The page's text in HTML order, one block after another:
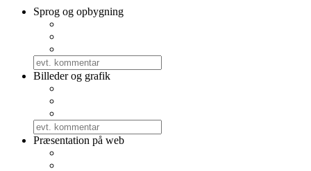
Sprog og opbygning
Billeder og grafik
Præsentation på web